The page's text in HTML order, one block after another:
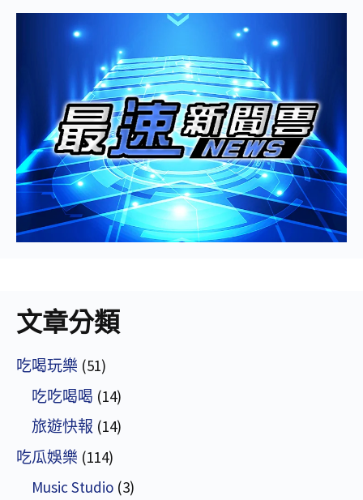
文章分類
吃喝玩樂 (51)
吃吃喝喝 (14)
旅遊快報 (14)
吃瓜娛樂 (114)
Music Studio (3)